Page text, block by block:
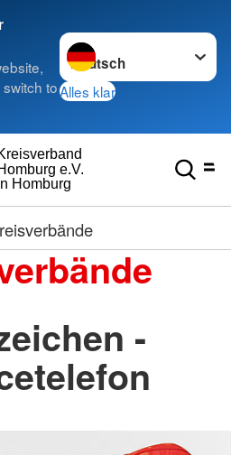
to
Sprache wechseln zu
Alles klar
Homburg
e.V.
-